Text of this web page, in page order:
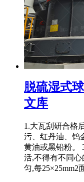
脱硫湿式
文库
1.大瓦刮研合格
污、红丹油、钨
黄油或黑铅粉。
活,不得有不同
匀,每25×25mm2